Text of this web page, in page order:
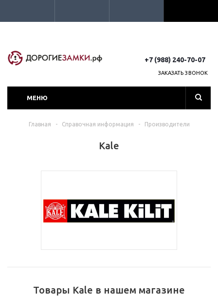
+7 (988) 240-70-07
ЗАКАЗАТЬ ЗВОНОК
МЕНЮ
Главная - Справочная информация - Производители
Kale
Товары Kale в нашем магазине